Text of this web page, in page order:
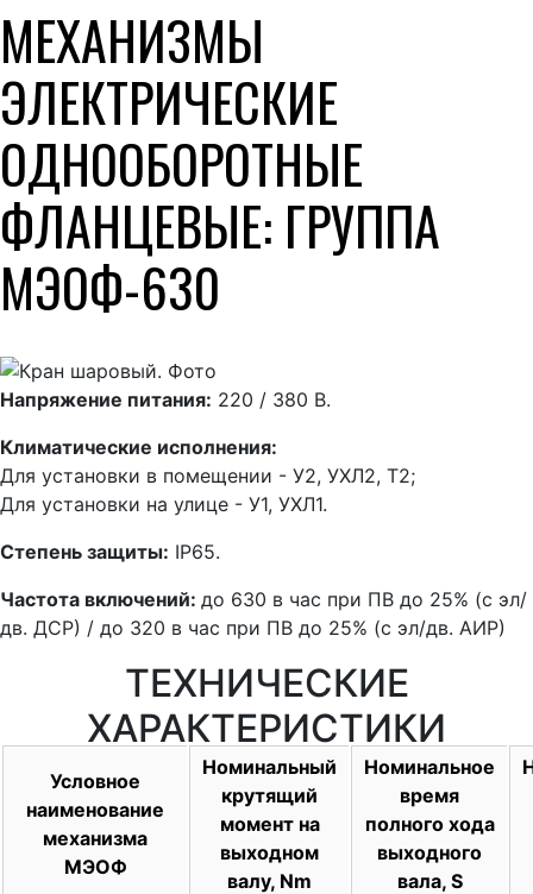
МЕХАНИЗМЫ
ЭЛЕКТРИЧЕСКИЕ
ОДНООБОРОТНЫЕ
ФЛАНЦЕВЫЕ: ГРУППА
МЭОФ-630
Напряжение питания: 220 / 380 В.
Климатические исполнения:
Для установки в помещении - У2, УХЛ2, Т2;
Для установки на улице - У1, УХЛ1.
Степень защиты: IP65.
Частота включений: до 630 в час при ПВ до 25% (с эл/
дв. ДСР) / до 320 в час при ПВ до 25% (с эл/дв. АИР)
ТЕХНИЧЕСКИЕ
ХАРАКТЕРИСТИКИ
Условное
наименование
механизма
МЭОФ
Номинальный
крутящий
момент на
выходном
валу, Nm
Номинальное
время
полного хода
выходного
вала, S